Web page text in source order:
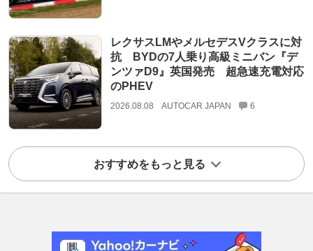
レクサスLMやメルセデスVクラスに対
抗 BYDの7人乗り高級ミニバン『デ
ンツァD9』英国発売 超急速充電対応
のPHEV
2026.08.08 AUTOCAR JAPAN 6
おすすめをもっと見る